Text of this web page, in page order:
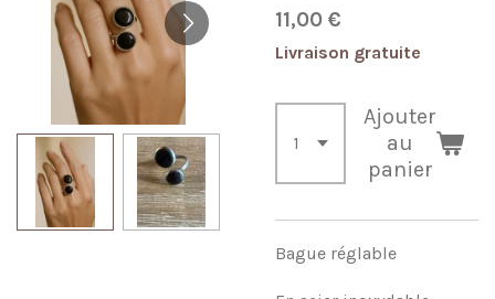
11,00 €
Livraison gratuite
Ajouter
au
panier
Bague réglable